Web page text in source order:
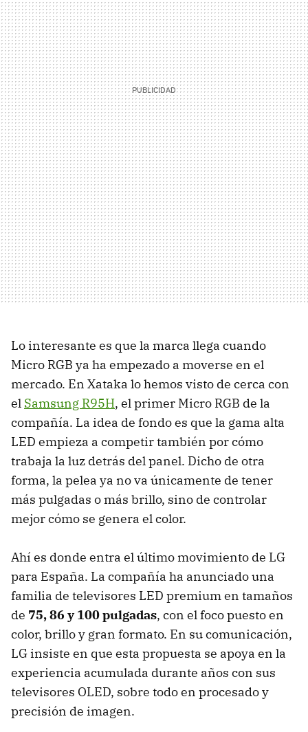
Lo interesante es que la marca llega cuando
Micro RGB ya ha empezado a moverse en el
mercado. En Xataka lo hemos visto de cerca con
el Samsung R95H, el primer Micro RGB de la
compañía. La idea de fondo es que la gama alta
LED empieza a competir también por cómo
trabaja la luz detrás del panel. Dicho de otra
forma, la pelea ya no va únicamente de tener
más pulgadas o más brillo, sino de controlar
mejor cómo se genera el color.
Ahí es donde entra el último movimiento de LG
para España. La compañía ha anunciado una
familia de televisores LED premium en tamaños
de 75, 86 y 100 pulgadas, con el foco puesto en
color, brillo y gran formato. En su comunicación,
LG insiste en que esta propuesta se apoya en la
experiencia acumulada durante años con sus
televisores OLED, sobre todo en procesado y
precisión de imagen.